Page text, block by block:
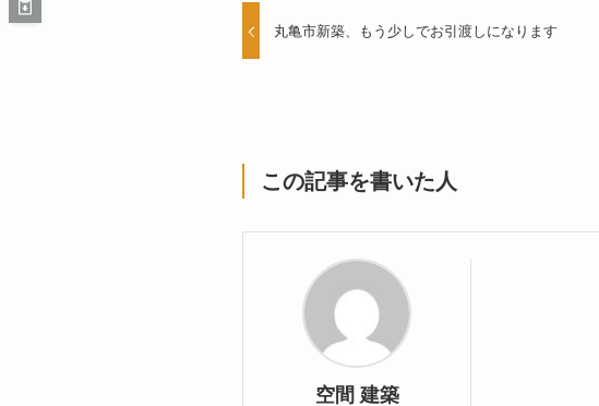
丸亀市新築、もう少しでお引渡しになります
この記事を書いた人
空間 建築